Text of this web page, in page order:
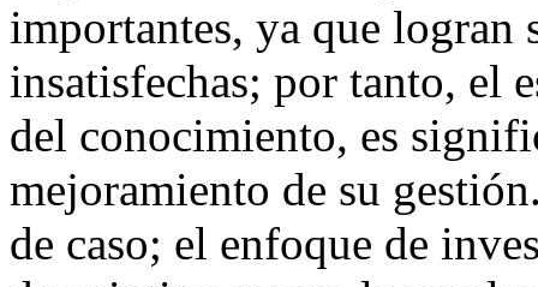
importantes, ya que logran
insatisfechas; por tanto, el
del conocimiento, es
mejoramiento de su
de caso; el enfoque de